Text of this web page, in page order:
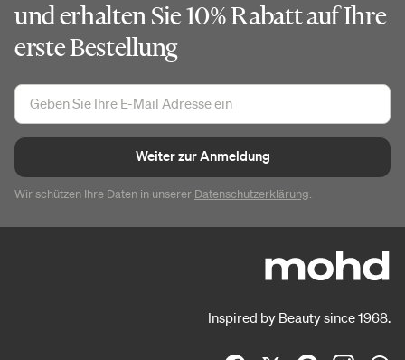
und erhalten Sie 10% Rabatt auf Ihre
erste Bestellung
Weiter zur Anmeldung
Wir schützen Ihre Daten in unserer Datenschutzerklärung.
Inspired by Beauty since 1968.